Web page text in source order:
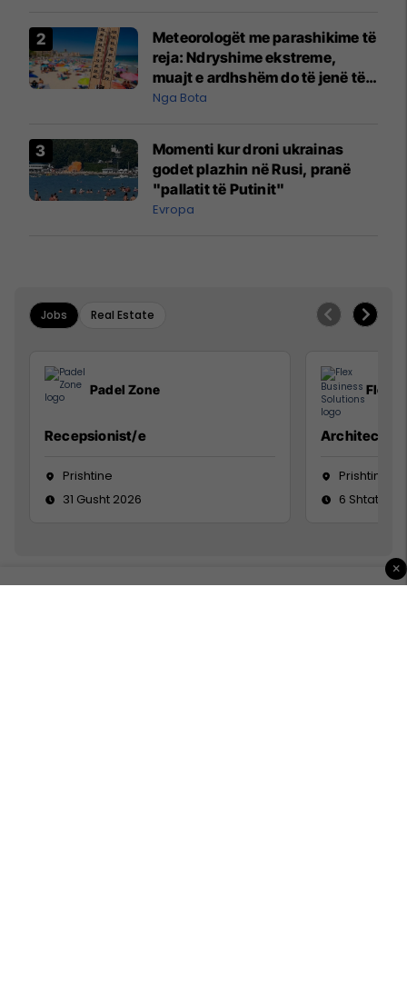
Meteorologët me parashikime të
reja: Ndryshime ekstreme,
muajt e ardhshëm do të jenë të
pazakontë
Nga Bota
Momenti kur droni ukrainas
godet plazhin në Rusi, pranë
"pallatit të Putinit"
Evropa
Jobs Real Estate
Padel Zone
Recepsionist/e
Prishtine
31 Gusht 2026
Flex
Architect
Prishtinë
6 Shtator
×